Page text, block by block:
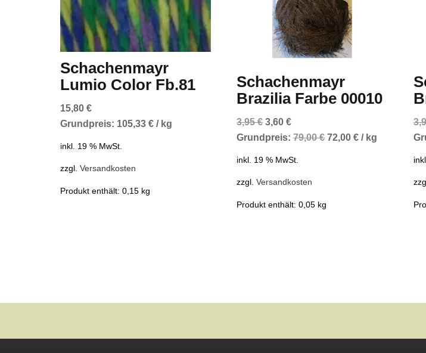
Schachenmayr
Lumio Color Fb.81
15,80 €
Grundpreis: 105,33 €/ kg
inkl. 19 % MwSt.
zzgl. Versandkosten
Produkt enthält: 0,15 kg
Schachenmayr
Brazilia Farbe 00010
3,95€ Ursprünglicher
Preis
3,60€Aktueller
Preis
Grundpreis:79,00€ 72,00€ / kg
inkl. 19 % MwSt.
zzgl.Versandkosten
Produkt enthält: 0,05 kg